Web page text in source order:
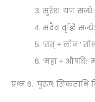
सुरेश: यण सन्धे:
सदैव वृद्धि
‘तत् + लीन:’
‘महा + औषधि:’
प्रश्न 6. पुरुष: